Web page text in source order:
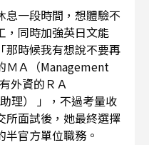
息一段時間，想體驗不
，同時加強英日文能
那時候我有想說不要再
ＭＡ（Management
外資的ＲＡ
理） 」，不過考量收
所面試後，她最終選擇
官方單位職務。